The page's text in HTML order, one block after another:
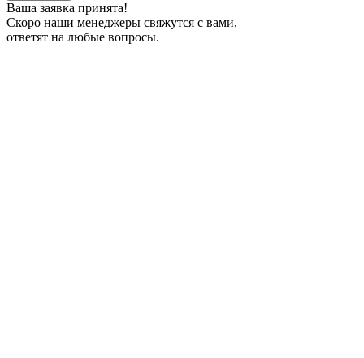
Ваша заявка принята!
Скоро наши менеджеры свяжутся с вами,
ответят на любые вопросы.